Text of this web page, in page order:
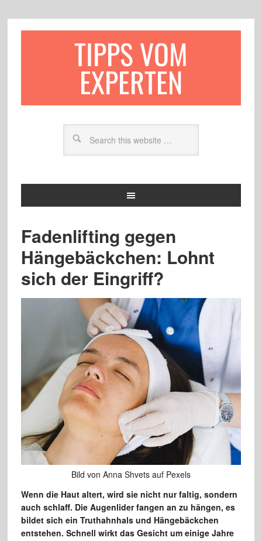
TIPPS VOM
EXPERTEN
Fadenlifting gegen
Hängebäckchen: Lohnt
sich der Eingriff?
Bild von Anna Shvets auf Pexels
Wenn die Haut altert, wird sie nicht nur faltig, sondern
auch schlaff. Die Augenlider fangen an zu hängen, es
bildet sich ein Truthahnhals und Hängebäckchen
entstehen. Schnell wirkt das Gesicht um einige Jahre